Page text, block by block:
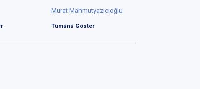
Murat Mahmutyazıcıoğlu
Tümünü Göster